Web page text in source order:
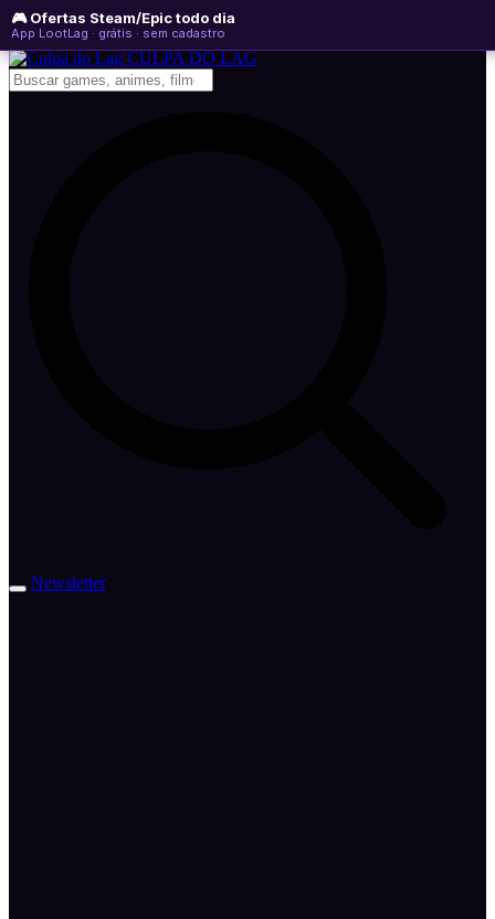
🎮 Ofertas Steam/Epic todo dia
App LootLag · grátis · sem cadastro
segunda-feira, 10 de agosto de 2026
Newsletter
CULPA DO LAG
Newsletter